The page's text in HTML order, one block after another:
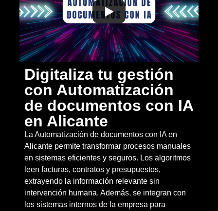
Digitaliza tu gestión
con Automatización
de documentos con IA
en Alicante
La Automatización de documentos con IA en
Alicante permite transformar procesos manuales
en sistemas eficientes y seguros. Los algoritmos
leen facturas, contratos y presupuestos,
extrayendo la información relevante sin
intervención humana. Además, se integran con
los sistemas internos de la empresa para